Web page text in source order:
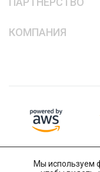
КОМПАНИЯ
Мы используем